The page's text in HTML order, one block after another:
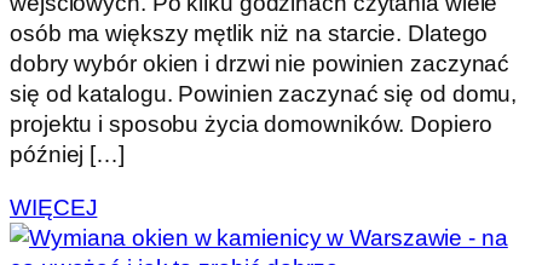
osób ma większy mętlik niż na starcie. Dlatego
dobry wybór okien i drzwi nie powinien zaczynać
się od katalogu. Powinien zaczynać się od domu,
projektu i sposobu życia domowników. Dopiero
później […]
WIĘCEJ